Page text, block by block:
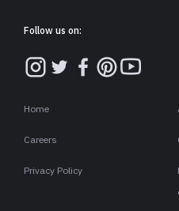
Follow us on:
Home
Careers
Privacy Policy